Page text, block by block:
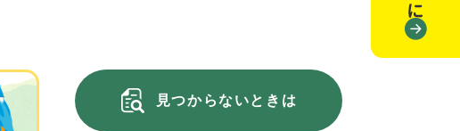
見つからないときは